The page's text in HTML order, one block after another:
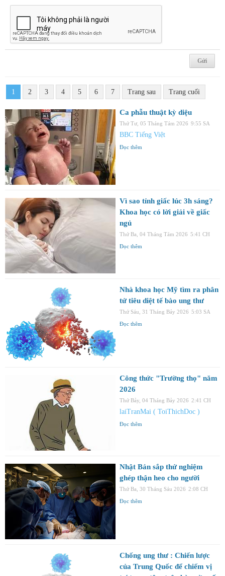
1 2 3 4 5 6 7 Trang sau Trang cuối
Ca phẫu thuật kỳ diệu
Thứ Tư, 05 Tháng Tám 2026 9:55 SA
BBC Tiếng Việt
Đọc thêm
Vì sao tỉnh giấc lúc 3h sáng?
Khoa học có lời giải về giấc
ngủ
Thứ Ba, 04 Tháng Tám 2026 5:41 CH
Đọc thêm
Nhà khoa học Mỹ tìm ra phân
tử tiêu diệt tế bào ung thư
Thứ Sáu, 31 Tháng Bảy 2026 5:03 SA
Đọc thêm
Công thức "Trường thọ" năm
2026
Thứ Bảy, 04 Tháng Bảy 2026 2:41 CH
laiTranMai ( ToiThichDoc )
Đọc thêm
Nhật Bản sắp thử nghiệm
ghép thận heo cho người
Thứ Ba, 30 Tháng Sáu 2026 2:08 CH
Đọc thêm
Chống ung thư : Chiến lược
của Trung Quốc để chiếm vị